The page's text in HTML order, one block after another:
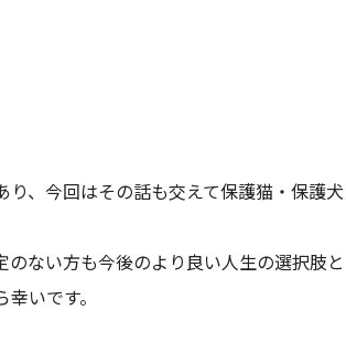
、今回はその話も交えて保護猫・保護犬
ない方も今後のより良い人生の選択肢と
いです。